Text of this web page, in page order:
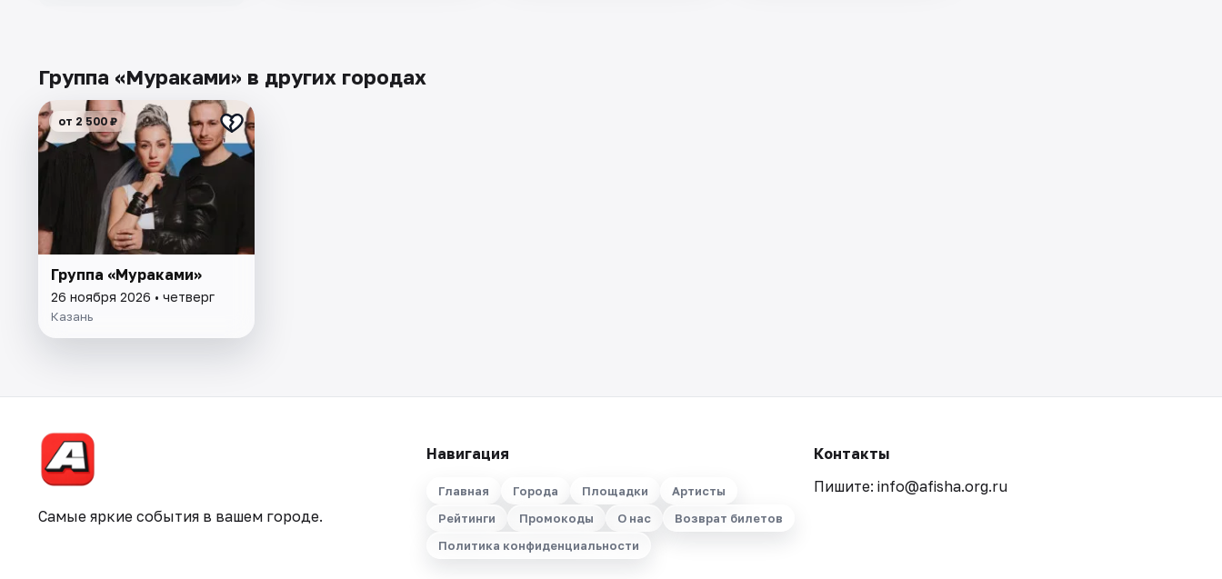
Группа «Мураками» в других городах
от 2 500 ₽
Группа «Мураками»
26 ноября 2026 • четверг
Казань
Самые яркие события в вашем городе.
Навигация
Главная Города Площадки
Артисты
Рейтинги
Промокоды О нас
Возврат билетов
Политика конфиденциальности
Контакты
Пишите: info@afisha.org.ru